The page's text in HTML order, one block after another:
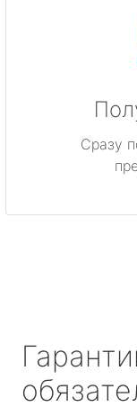
Сразу